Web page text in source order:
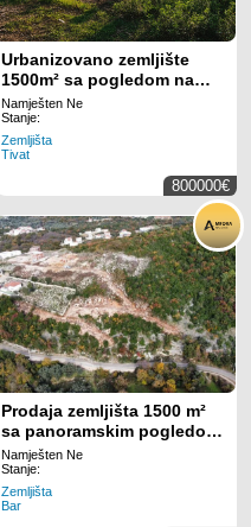
Urbanizovano zemljište
1500m² sa pogledom na
more – Mrčevac, Tivat
Namješten Ne
Stanje:
Zemljišta
Tivat
800000€
Prodaja zemljišta 1500 m²
sa panoramskim pogledom
na more – Pećurice, Dobre
Vode
Namješten Ne
Stanje:
Zemljišta
Bar